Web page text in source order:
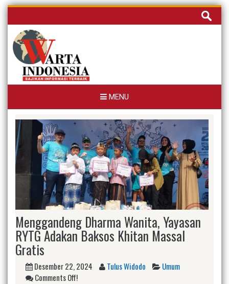
Skip
content
Cari
untuk:
MENU
Menggandeng Dharma Wanita, Yayasan
RYTG Adakan Baksos Khitan Massal
Gratis
Desember 22, 2024 Tulus Widodo
Umum
Comments Off!